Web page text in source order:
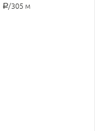
Р/305 м